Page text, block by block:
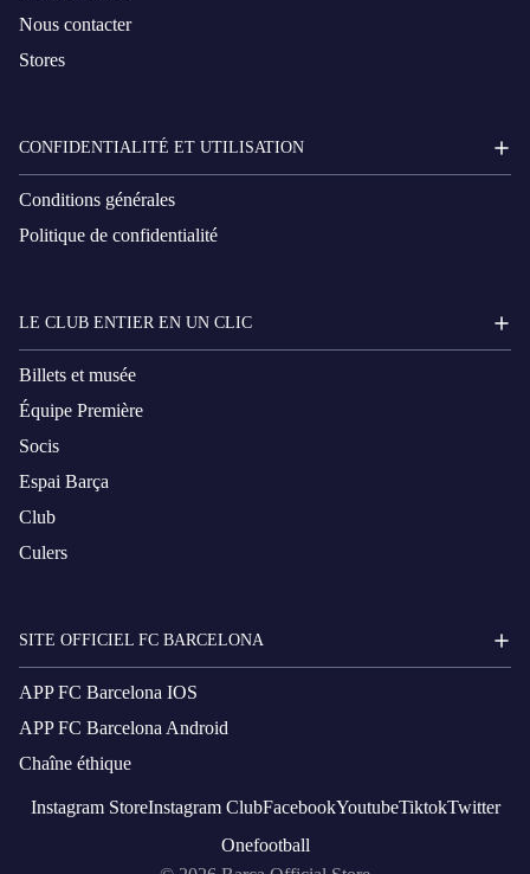
Nous contacter
Stores
CONFIDENTIALITÉ ET UTILISATION
Conditions générales
Politique de confidentialité
LE CLUB ENTIER EN UN CLIC
Billets et musée
Équipe Première
Socis
Espai Barça
Club
Culers
SITE OFFICIEL FC BARCELONA
APP FC Barcelona IOS
APP FC Barcelona Android
Chaîne éthique
Instagram StoreInstagram ClubFacebookYoutubeTiktokTwitter
Onefootball